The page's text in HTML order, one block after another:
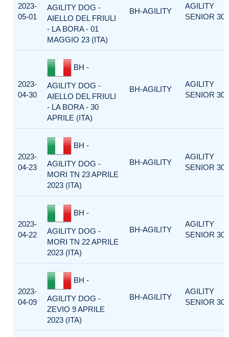
2023-
05-01
AGILITY DOG -
AIELLO DEL FRIULI
- LA BORA - 01
MAGGIO 23 (ITA)
BH-AGILITY
AGILITY
SENIOR 300
2023-
04-30
BH -
AGILITY DOG -
AIELLO DEL FRIULI
- LA BORA - 30
APRILE (ITA)
BH-AGILITY
AGILITY
SENIOR 300
2023-
04-23
BH -
AGILITY DOG -
MORI TN 23 APRILE
2023 (ITA)
BH-AGILITY
AGILITY
SENIOR 300
2023-
04-22
BH -
AGILITY DOG -
MORI TN 22 APRILE
2023 (ITA)
BH-AGILITY
AGILITY
SENIOR 300
2023-
04-09
BH -
AGILITY DOG -
ZEVIO 9 APRILE
2023 (ITA)
BH-AGILITY
AGILITY
SENIOR 300